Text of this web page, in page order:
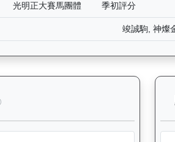
光明正大賽馬團體 季初評分
竣誠駒, 神燦
連連幸運（K010）— 路程統計